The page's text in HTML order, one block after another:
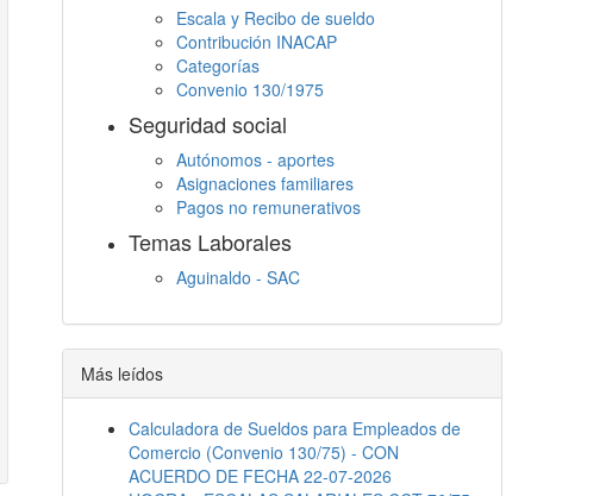
Escala y Recibo de sueldo
Contribución INACAP
Categorías
Convenio 130/1975
Seguridad social
Autónomos - aportes
Asignaciones familiares
Pagos no remunerativos
Temas Laborales
Aguinaldo - SAC
Descanso semanal
Embargos
Más leídos
Calculadora de Sueldos para Empleados de
Comercio (Convenio 130/75) - CON
ACUERDO DE FECHA 22-07-2026